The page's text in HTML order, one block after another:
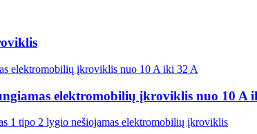
elektromobilių įkroviklis nuo 10 A